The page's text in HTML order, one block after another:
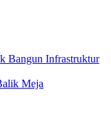
Bangun Infrastruktur
Meja